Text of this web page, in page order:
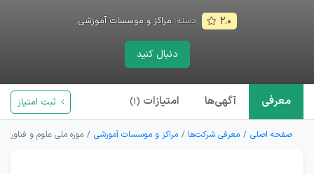
۲.۰ دسته:مراکز و موسسات آموزشی
دنبال کنید
معرفی آگهی‌ها امتیازات (۱) ثبت امتیاز
صفحه اصلی معرفی شرکت‌ها مراکز و موسسات آموزشی موزه ملی علوم و فناوری